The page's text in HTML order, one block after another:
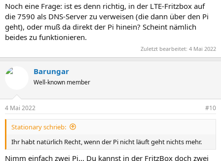
Noch eine Frage: ist es denn richtig, in der LTE-Fritzbox auf
die 7590 als DNS-Server zu verweisen (die dann über den Pi
geht), oder muß da direkt der Pi hinein? Scheint nämlich
beides zu funktionieren.
Zuletzt bearbeitet: 4 Mai 2022
Barungar
Well-known member
4 Mai 2022 #10
Stationary schrieb:
Ihr habt natürlich Recht, wenn der Pi nicht läuft geht nichts mehr.
Nimm einfach zwei Pi... Du kannst in der FritzBox doch zwei